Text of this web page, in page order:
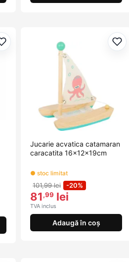
Adaugă la favorite
Jucarie acvatica catamaran
caracatita 16x12x19cm
● stoc limitat
101,99 lei -20%
81,99 lei
TVA inclus
Adaugă în coș